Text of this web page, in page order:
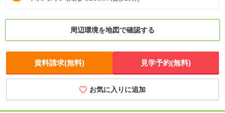
周辺環境を地図で確認する
資料請求(無料) 見学予約(無料)
お気に入りに追加